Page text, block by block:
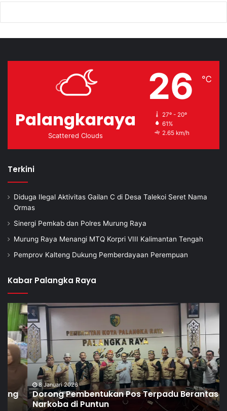
Palangkaraya
Scattered Clouds
26 ℃
27º - 20º
61%
2.65 km/h
Terkini
Diduga Ilegal Aktivitas Gailan C di Desa Talekoi Seret Nama
Ormas
Sinergi Pemkab dan Polres Murung Raya
Murung Raya Menangi MTQ Korpri VIII Kalimantan Tengah
Pemprov Kalteng Dukung Pemberdayaan Perempuan
Kabar Palangka Raya
8 Januari 2026
Dorong Pembentukan Pos Terpadu Berantas
Narkoba di Puntun